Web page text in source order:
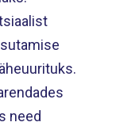
need